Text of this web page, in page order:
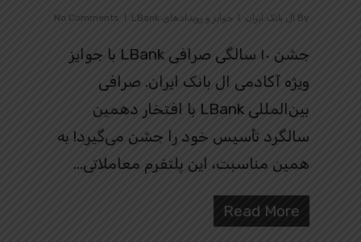
By ال بانک ایران جوایز و رویدادهای LBank No Comments
جشن ۱۰ سالگی صرافی LBank با جوایز
ویژه آکادمی ال بانک ایران. صرافی
بین‌المللی LBank با افتخار دهمین
سالگرد تأسیس خود را جشن می‌گیرد! به
همین مناسبت، این پلتفرم معاملاتی…
Read More